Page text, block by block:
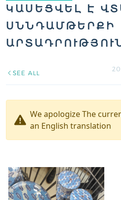
ԿԱՍԵՑՎԵԼ Է
ՍՆՆԴԱՄԹԵՐՔԻ
SEE ALL
We apologize The
an English translation